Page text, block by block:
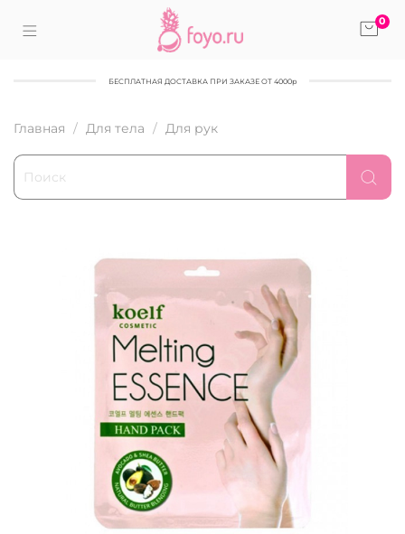
0
БЕСПЛАТНАЯ ДОСТАВКА ПРИ ЗАКАЗЕ ОТ 4000р
Главная Для тела Для рук